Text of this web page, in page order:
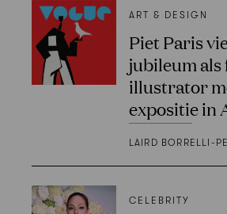
ART & DESIGN
Piet Paris
jubileum als
illustrator
expositie in
LAIRD BORRELLI-
CELEBRITY